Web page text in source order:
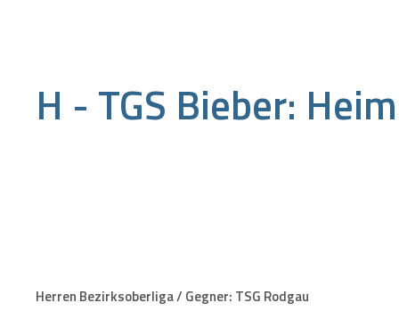
H - TGS Bieber:
Herren Bezirksoberliga / Gegner: TSG Rodgau